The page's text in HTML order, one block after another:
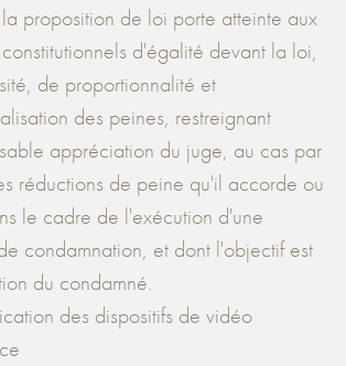
proposition de loi porte atteinte aux
d'égalité devant la loi,
de proportionnalité et
des peines, restreignant
appréciation du juge, au cas par
réductions de peine qu'il accorde ou
le cadre de l'exécution d'une
condamnation, et dont l'objectif est
du condamné.
des dispositifs de vidéo